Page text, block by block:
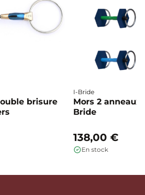
brisure
I-Bride
Mors 2
Bride
138,00 €
En stock